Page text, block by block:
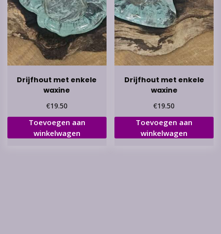
Drijfhout met enkele
waxine
€19.50
Toevoegen aan
winkelwagen
Drijfhout met enkele
waxine
€19.50
Toevoegen aan
winkelwagen